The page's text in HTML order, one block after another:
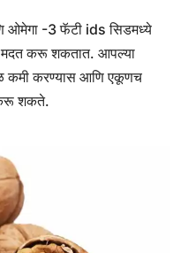
ओमेगा -3 फॅटी ids सिडमध्ये
मदत करू शकतात. आपल्या
कमी करण्यास आणि एकूणच
करू शकते.